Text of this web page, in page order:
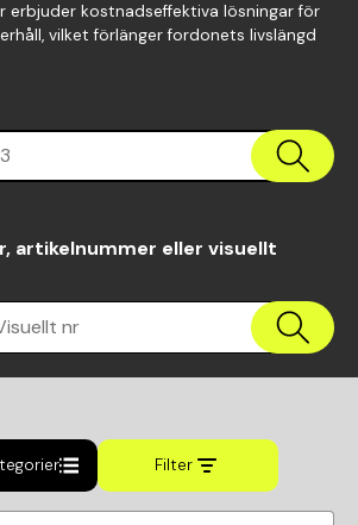
kostnadseffektiva lösningar för
vilket förlänger fordonets livslängd
artikelnummer eller visuellt
nr
Filter